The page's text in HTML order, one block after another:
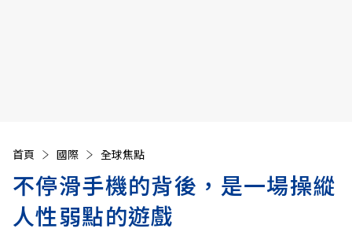
首頁 國際 全球焦點
不停滑手機的背後，是一場操縱
人性弱點的遊戲